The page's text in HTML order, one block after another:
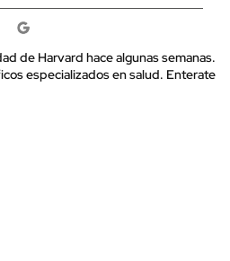
de Harvard hace algunas semanas.
especializados en salud. Enterate